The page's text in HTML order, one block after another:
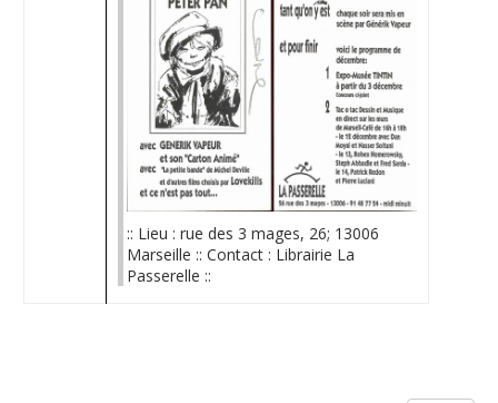
:: Lieu : rue des 3 mages, 26; 13006
Marseille :: Contact : Librairie La
Passerelle ::